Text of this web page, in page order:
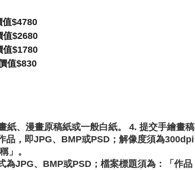
值$4780
值$2680
值$1780
值$830
紙、漫畫原稿紙或一般白紙。 4. 提交手繪畫稿
品，即JPG、BMP或PSD；解像度須為300dpi
」。
JPG、BMP或PSD；檔案標題須為：「作品